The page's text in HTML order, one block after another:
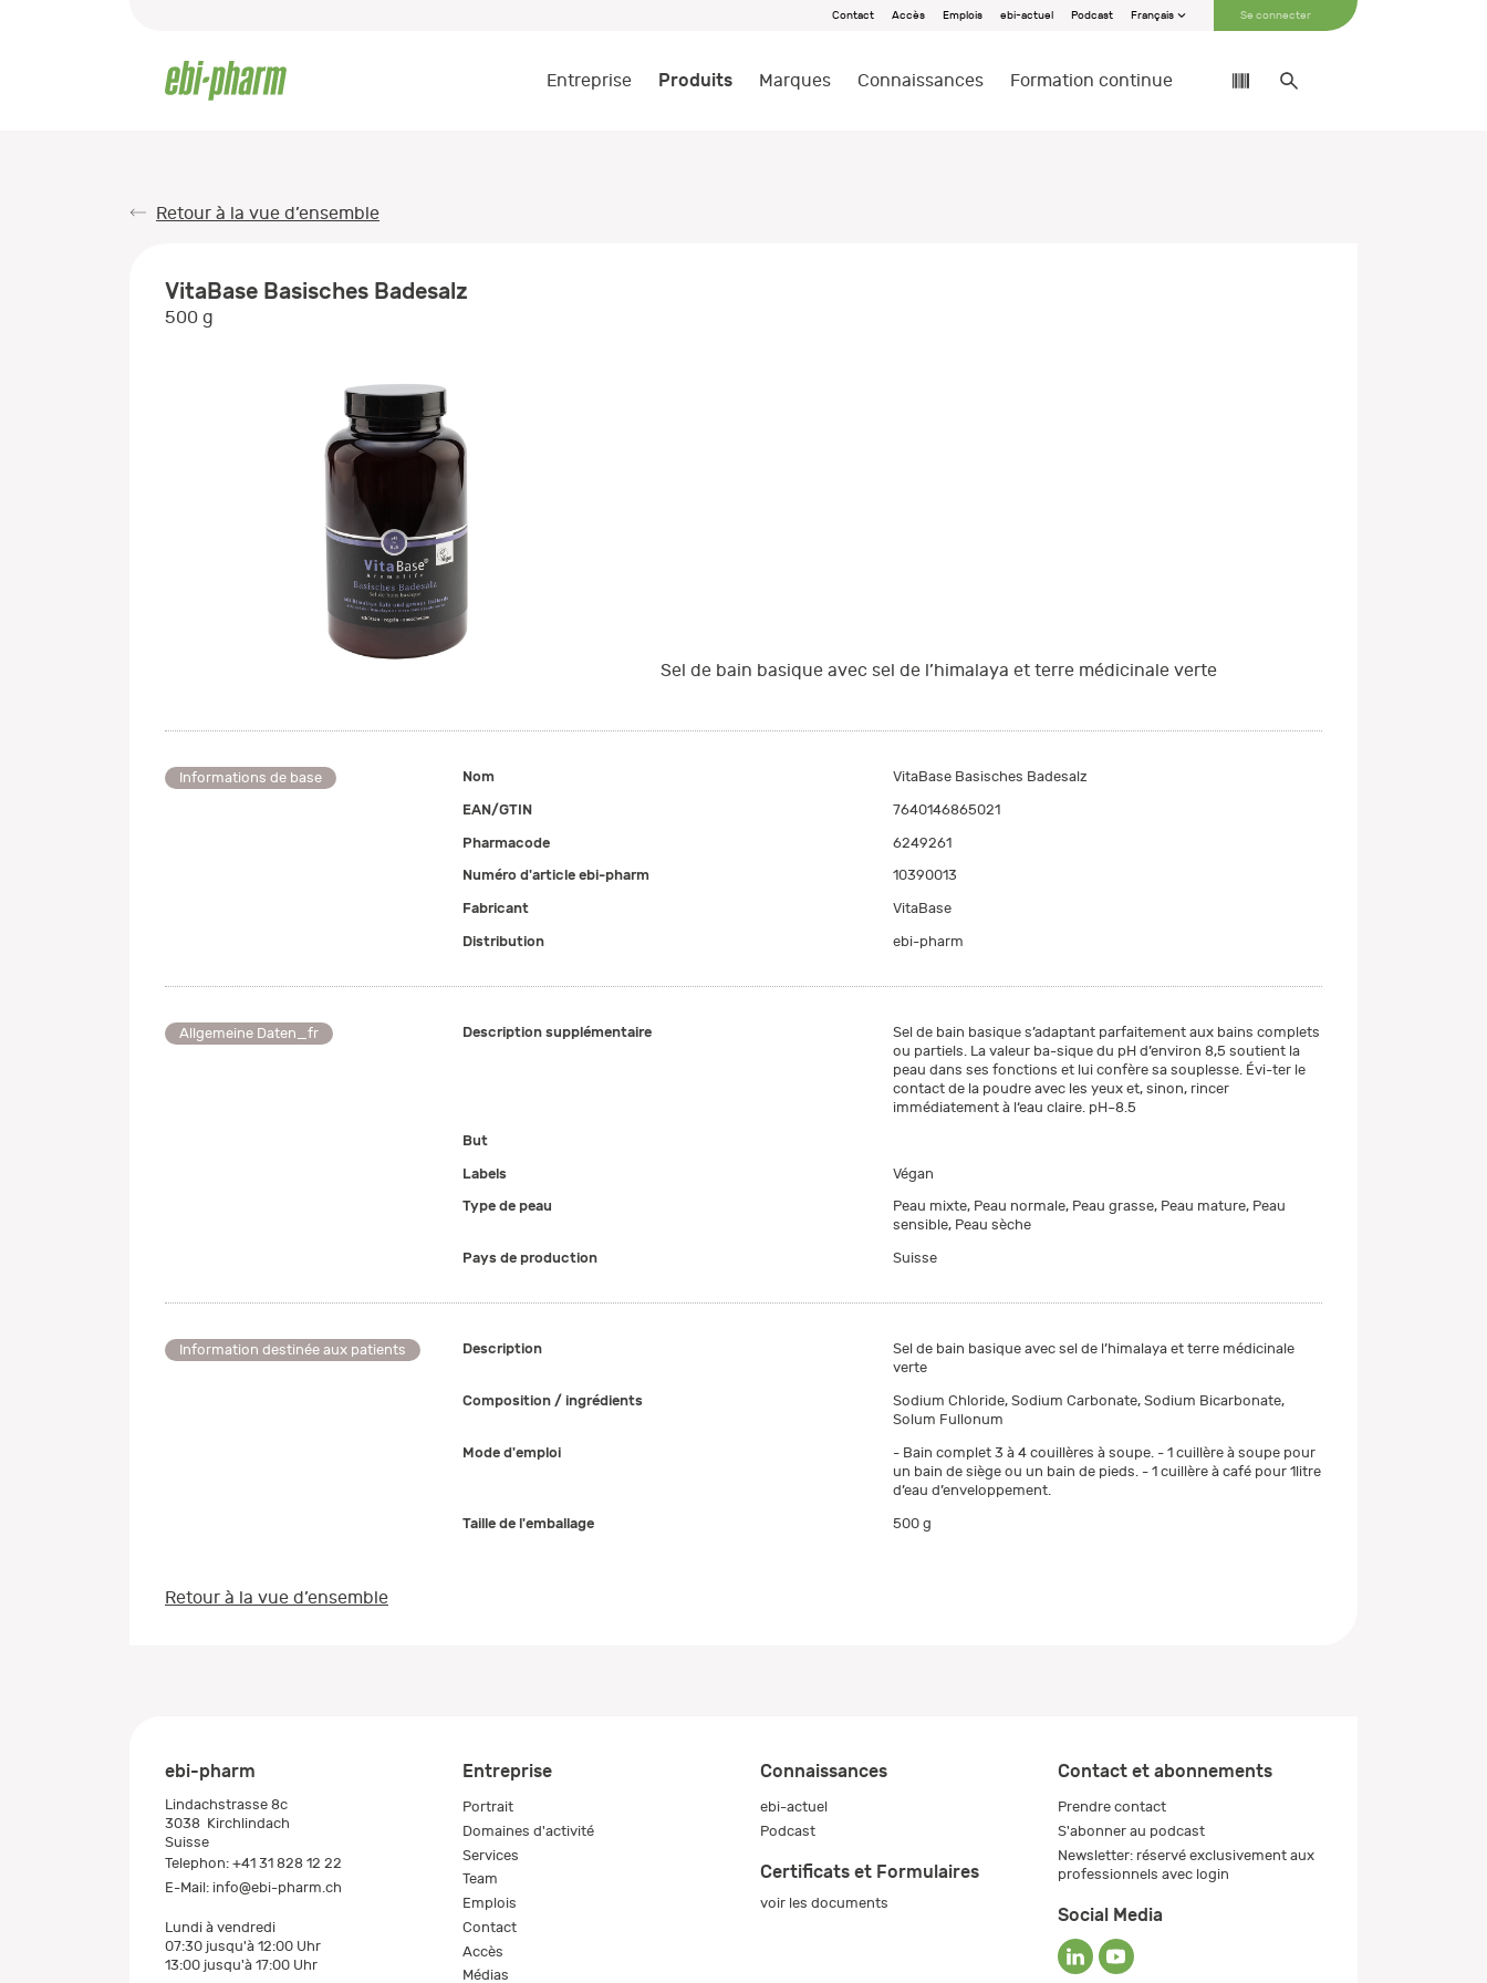
Contact Accès Emplois ebi-actuel Podcast Français Se connecter
Entreprise Produits Marques Connaissances Formation continue
Retour à la vue d’ensemble
VitaBase Basisches Badesalz
500 g
Sel de bain basique avec sel de l’himalaya et terre médicinale verte
Informations de base Nom
VitaBase Basisches Badesalz
EAN/GTIN
7640146865021
Pharmacode
6249261
Numéro d'article ebi-pharm
10390013
Fabricant
VitaBase
Distribution
ebi-pharm
Allgemeine Daten_fr Description supplémentaire
Sel de bain basique s’adaptant parfaitement aux bains complets
ou partiels. La valeur ba-sique du pH d’environ 8,5 soutient la
peau dans ses fonctions et lui confère sa souplesse. Évi-ter le
contact de la poudre avec les yeux et, sinon, rincer
immédiatement à l‘eau claire. pH~8.5
But
Labels
Végan
Type de peau
Peau mixte, Peau normale, Peau grasse, Peau mature, Peau
sensible, Peau sèche
Pays de production
Suisse
Information destinée aux patients Description
Sel de bain basique avec sel de l’himalaya et terre médicinale
verte
Composition / ingrédients
Sodium Chloride, Sodium Carbonate, Sodium Bicarbonate,
Solum Fullonum
Mode d'emploi
- Bain complet 3 à 4 couillères à soupe. - 1 cuillère à soupe pour
un bain de siège ou un bain de pieds. - 1 cuillère à café pour 1litre
d’eau d’enveloppement.
Taille de l'emballage
500 g
Retour à la vue d’ensemble
ebi-pharm
Lindachstrasse 8c
3038 Kirchlindach
Suisse
Telephon: +41 31 828 12 22
E-Mail: info@ebi-pharm.ch
Lundi à vendredi
07:30 jusqu'à 12:00 Uhr
13:00 jusqu'à 17:00 Uhr
Entreprise
Portrait
Domaines d'activité
Services
Team
Emplois
Contact
Accès
Médias
Connaissances
ebi-actuel
Podcast
Certificats et Formulaires
voir les documents
Contact et abonnements
Prendre contact
S'abonner au podcast
Newsletter: réservé exclusivement aux
professionnels avec login
Social Media